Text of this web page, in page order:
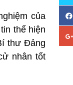
của
thể hiện
thư Đảng
nhân tốt